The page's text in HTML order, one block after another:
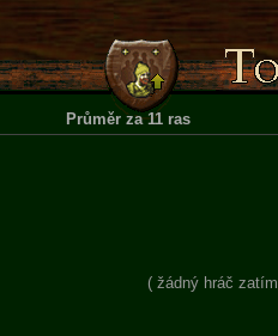
Průměr za 11 ras
( žádný hráč